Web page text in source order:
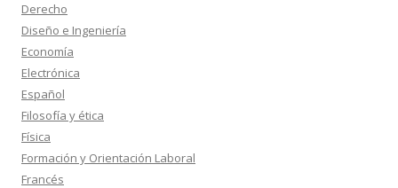
Derecho
Diseño e Ingeniería
Economía
Electrónica
Español
Filosofía y ética
Física
Formación y Orientación Laboral
Francés